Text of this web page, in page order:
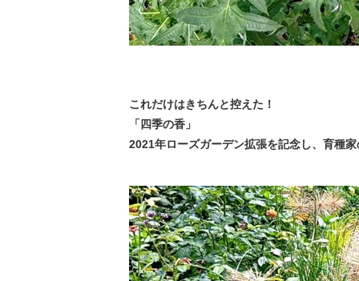
これだけはきちんと控えた！
「四季の香」
2021年ローズガーデン拡張を記念し、育種